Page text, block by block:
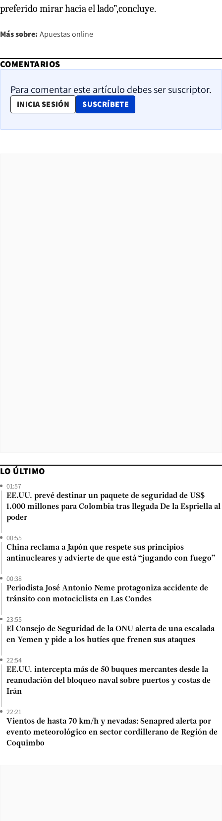
preferido mirar hacia el lado”,concluye.
Más sobre: Apuestas online
COMENTARIOS
Para comentar este artículo debes ser suscriptor.
INICIA SESIÓN SUSCRÍBETE
OPENS IN NEW WINDOW
LO ÚLTIMO
01:57
EE.UU. prevé destinar un paquete de seguridad de US$
1.000 millones para Colombia tras llegada De la Espriella al
poder
00:55
China reclama a Japón que respete sus principios
antinucleares y advierte de que está “jugando con fuego”
00:38
Periodista José Antonio Neme protagoniza accidente de
tránsito con motociclista en Las Condes
23:55
El Consejo de Seguridad de la ONU alerta de una escalada
en Yemen y pide a los hutíes que frenen sus ataques
22:54
EE.UU. intercepta más de 50 buques mercantes desde la
reanudación del bloqueo naval sobre puertos y costas de
Irán
22:21
Vientos de hasta 70 km/h y nevadas: Senapred alerta por
evento meteorológico en sector cordillerano de Región de
Coquimbo